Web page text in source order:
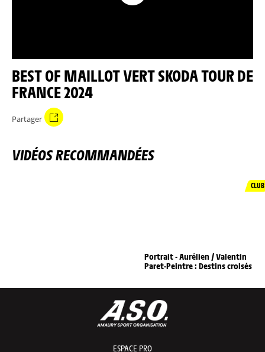
BEST OF MAILLOT VERT SKODA TOUR DE
FRANCE 2024
Partager
VIDÉOS RECOMMANDÉES
CLUB
Portrait - Aurélien / Valentin
Paret-Peintre : Destins croisés
ESPACE PRO